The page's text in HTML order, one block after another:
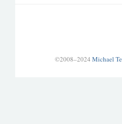
©2008–2024 Michael